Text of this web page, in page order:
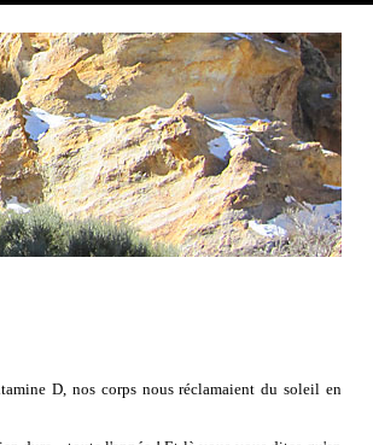
D, nos corps nous réclamaient du soleil en